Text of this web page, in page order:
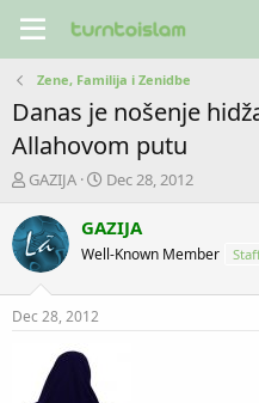
Zene, Familija i Zenidbe
Danas je nošenje
Allahovom putu
T
r
e
a
t
GAZIJA
S
a
r
t
Dec 28, 2012
GAZIJA
Well-Known Member
Dec 28, 2012